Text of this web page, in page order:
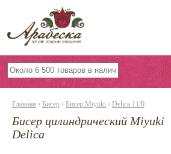
Бусины, подвески, декор
Бисер
Фурнитура
Главная › Бисер › Бисер Miyuki › Delica 11/0
Бисер цилиндрический Miyuki
Delica